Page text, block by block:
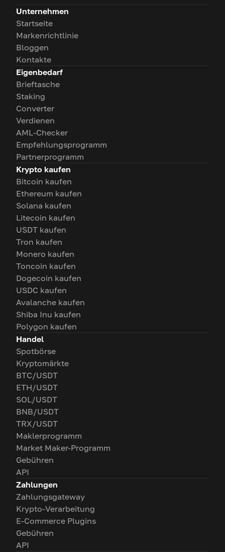
Unternehmen
Startseite
Markenrichtlinie
Bloggen
Kontakte
Eigenbedarf
Brieftasche
Staking
Converter
Verdienen
AML-Checker
Empfehlungsprogramm
Partnerprogramm
Krypto kaufen
Bitcoin kaufen
Ethereum kaufen
Solana kaufen
Litecoin kaufen
USDT kaufen
Tron kaufen
Monero kaufen
Toncoin kaufen
Dogecoin kaufen
USDC kaufen
Avalanche kaufen
Shiba Inu kaufen
Polygon kaufen
Handel
Spotbörse
Kryptomärkte
BTC/USDT
ETH/USDT
SOL/USDT
BNB/USDT
TRX/USDT
Maklerprogramm
Market Maker-Programm
Gebühren
API
Zahlungen
Zahlungsgateway
Krypto-Verarbeitung
E-Commerce Plugins
Gebühren
API